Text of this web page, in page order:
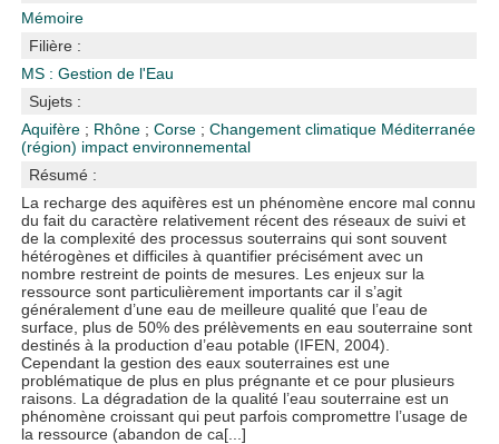
Mémoire
Filière :
MS : Gestion de l'Eau
Sujets :
Aquifère ; Rhône ;Corse ;Changement climatique Méditerranée
(région) impact environnemental
Résumé :
La recharge des aquifères est un phénomène encore mal connu
du fait du caractère relativement récent des réseaux de suivi et
de la complexité des processus souterrains qui sont souvent
hétérogènes et difficiles à quantifier précisément avec un
nombre restreint de points de mesures. Les enjeux sur la
ressource sont particulièrement importants car il s’agit
généralement d’une eau de meilleure qualité que l’eau de
surface, plus de 50% des prélèvements en eau souterraine sont
destinés à la production d’eau potable (IFEN, 2004).
Cependant la gestion des eaux souterraines est une
problématique de plus en plus prégnante et ce pour plusieurs
raisons. La dégradation de la qualité l’eau souterraine est un
phénomène croissant qui peut parfois compromettre l’usage de
la ressource (abandon de ca[...]